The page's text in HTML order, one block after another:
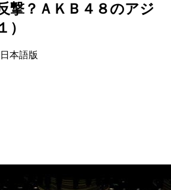
撃？ＡＫＢ４８のアジ
）
本語版